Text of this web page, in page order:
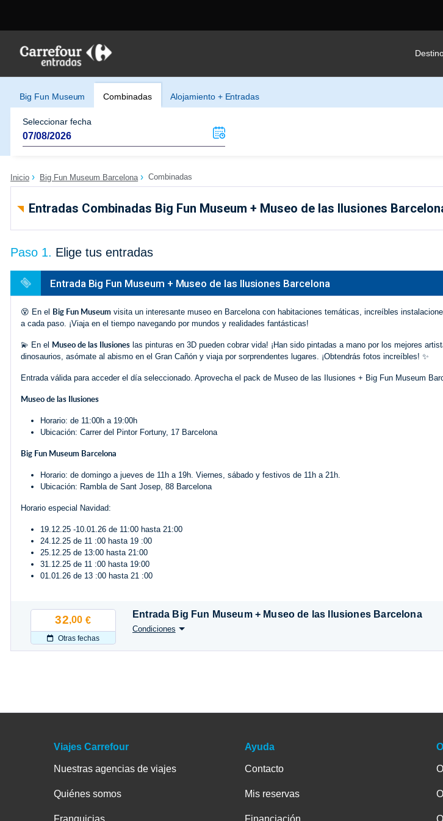
Big Fun Museum Combinadas Alojamiento + Entradas
Seleccionar fecha
Inicio Big Fun Museum Barcelona Combinadas
Entradas Combinadas Big Fun Museum + Museo de las Ilusiones
Paso 1. Elige tus entradas
Entrada Big Fun Museum + Museo de las Ilusiones Barcelona
😵‍ En el Big Fun Museum visita un interesante museo en Barcelona con habitaciones temáticas, increíbles
a cada paso. ¡Viaja en el tiempo navegando por mundos y realidades fantásticas!
💫 En el Museo de las Ilusiones las pinturas en 3D pueden cobrar vida! ¡Han sido pintadas a mano por los mejores
dinosaurios, asómate al abismo en el Gran Cañón y viaja por sorprendentes lugares. ¡Obtendrás fotos increíbles! ✨
Entrada válida para acceder el día seleccionado. Aprovecha el pack de Museo de las Ilusiones + Big Fun Museum
Museo de las Ilusiones
Horario: de 11:00h a 19:00h
Ubicación: Carrer del Pintor Fortuny, 17 Barcelona
Big Fun Museum Barcelona
Horario: de domingo a jueves de 11h a 19h. Viernes, sábado y festivos de 11h a 21h.
Ubicación: Rambla de Sant Josep, 88 Barcelona
Horario especial Navidad:
19.12.25 -10.01.26 de 11:00 hasta 21:00
24.12.25 de 11 :00 hasta 19 :00
25.12.25 de 13:00 hasta 21:00
31.12.25 de 11 :00 hasta 19:00
01.01.26 de 13 :00 hasta 21 :00
32,00 €
Otras fechas
Entrada Big Fun Museum + Museo de las Ilusiones Barcelona
Condiciones
Viajes Carrefour
Nuestras agencias de viajes
Quiénes somos
Franquicias
Ayuda
Contacto
Mis reservas
Financiación